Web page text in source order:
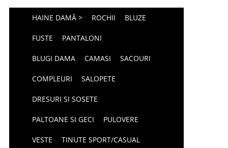
HAINE DAMĂ > ROCHII BLUZE
FUSTE PANTALONI
BLUGI DAMA CAMASI SACOURI
COMPLEURI SALOPETE
DRESURI SI SOSETE
PALTOANE SI GECI PULOVERE
VESTE TINUTE SPORT/CASUAL